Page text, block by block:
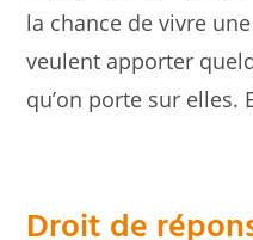
la chance de vivre
veulent apporter
qu’on porte sur elles.
Droit de